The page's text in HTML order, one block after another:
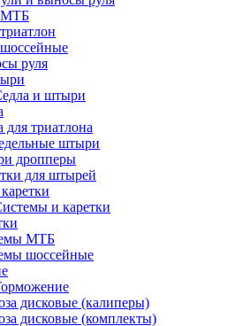
МТБ
руля
и штыри
для триатлона
штыри
дропперы
для штырей
и каретки
МТБ
шоссейные
дисковые (калиперы)
дисковые (комплекты)